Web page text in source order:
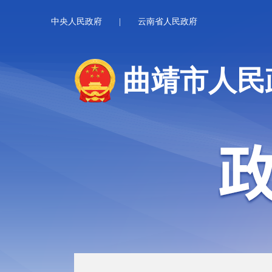
中央人民政府 云南省人民政府
曲靖市人